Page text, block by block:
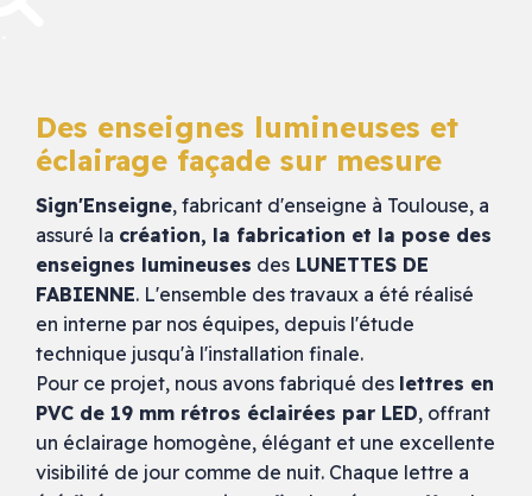
Des enseignes lumineuses et
éclairage façade sur mesure
Sign'Enseigne, fabricant d'enseigne à Toulouse, a
assuré la création, la fabrication et la pose des
enseignes lumineuses desLUNETTES DE
FABIENNE. L'ensemble des travaux a été réalisé
en interne par nos équipes, depuis l'étude
technique jusqu'à l'installation finale.
Pour ce projet, nous avons fabriqué des lettres en
PVC de 19 mm rétros éclairées par LED, offrant
un éclairage homogène, élégant et une excellente
visibilité de jour comme de nuit. Chaque lettre a